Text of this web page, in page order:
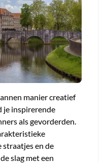
manier creatief
je inspirerende
als gevorderden.
en de
slag met een